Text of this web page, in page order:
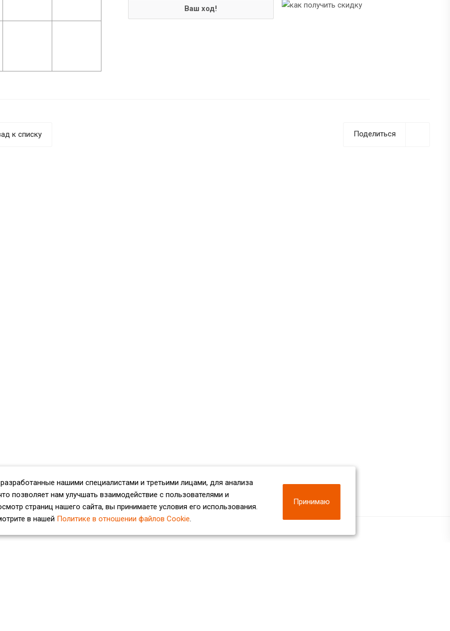
Ваш ход!
Поделиться
к списку
нашими специалистами и третьими лицами, для анализа
позволяет нам улучшать взаимодействие с пользователями и
страниц нашего сайта, вы принимаете условия его использования.
в нашей Политике в отношении файлов Cookie.
Принимаю